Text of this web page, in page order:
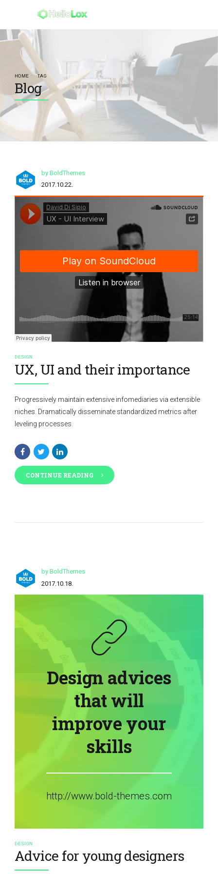
HOME TAG
Blog
by BoldThemes
2017.10.22.
DESIGN
UX, UI and their importance
Progressively maintain extensive infomediaries via extensible
niches. Dramatically disseminate standardized metrics after
leveling processes.
CONTINUE READING
by BoldThemes
2017.10.18.
Design advices
that will
improve your
skills
http://www.bold-themes.com
DESIGN
Advice for young designers